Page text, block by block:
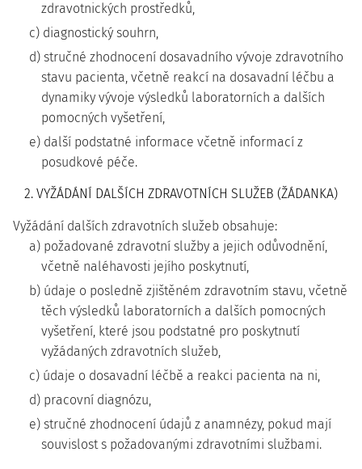
zdravotnických prostředků,
c) diagnostický souhrn,
d) stručné zhodnocení dosavadního vývoje zdravotního
stavu pacienta, včetně reakcí na dosavadní léčbu a
dynamiky vývoje výsledků laboratorních a dalších
pomocných vyšetření,
e) další podstatné informace včetně informací z
posudkové péče.
2. VYŽÁDÁNÍ DALŠÍCH ZDRAVOTNÍCH SLUŽEB (ŽÁDANKA)
Vyžádání dalších zdravotních služeb obsahuje:
a) požadované zdravotní služby a jejich odůvodnění,
včetně naléhavosti jejího poskytnutí,
b) údaje o posledně zjištěném zdravotním stavu, včetně
těch výsledků laboratorních a dalších pomocných
vyšetření, které jsou podstatné pro poskytnutí
vyžádaných zdravotních služeb,
c) údaje o dosavadní léčbě a reakci pacienta na ni,
d) pracovní diagnózu,
e) stručné zhodnocení údajů z anamnézy, pokud mají
souvislost s požadovanými zdravotními službami.